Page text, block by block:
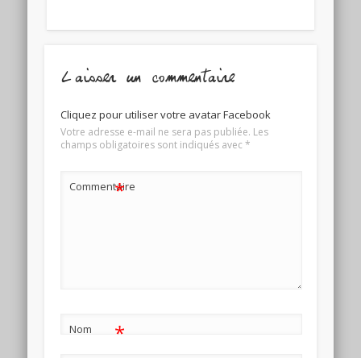
Laisser un commentaire
Cliquez pour utiliser votre avatar Facebook
Votre adresse e-mail ne sera pas publiée. Les
champs obligatoires sont indiqués avec*
Commentaire
*
Nom *